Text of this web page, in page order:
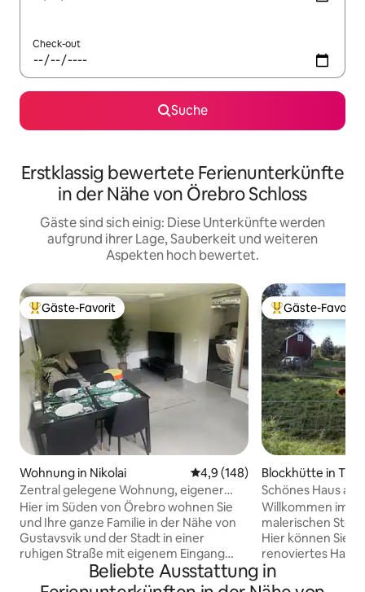
Check-out
Suche
Erstklassig bewertete Ferienunterkünfte
in der Nähe von Örebro Schloss
Gäste sind sich einig: Diese Unterkünfte werden
aufgrund ihrer Lage, Sauberkeit und weiteren
Aspekten hoch bewertet.
Beliebter Gäste-Favorit.
Gäste-Favorit
Wohnung in Nikolai Durchschnittliche Bewertung:
4,9 (148)
Zentral gelegene Wohnung, eigener
Eingang
Hier im Süden von Örebro wohnen Sie
und Ihre ganze Familie in der Nähe von
Gustavsvik und der Stadt in einer
ruhigen Straße mit eigenem Eingang
und Parkplatz. Die Wohnung verfügt
über ein 160 cm breites Doppelbett und
Beliebter Gäste-
Gäste-Favorit
Blockhütte in
Schönes Haus
Willkommen im
malerischen
Hier können Sie
renoviertes Haus
mieten, das Platz
bietet. Das Haus
Beliebte Ausstattung in